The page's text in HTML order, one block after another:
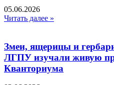
05.06.2026
Читать далее »
Змеи, ящерицы и
ЛГПУ изучали живую
Кванториума